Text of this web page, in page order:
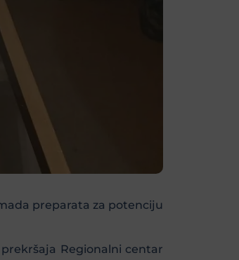
preparata za potenciju
Regionalni centar